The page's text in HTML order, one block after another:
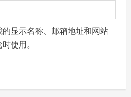
显示名称、邮箱地址和网站
使用。